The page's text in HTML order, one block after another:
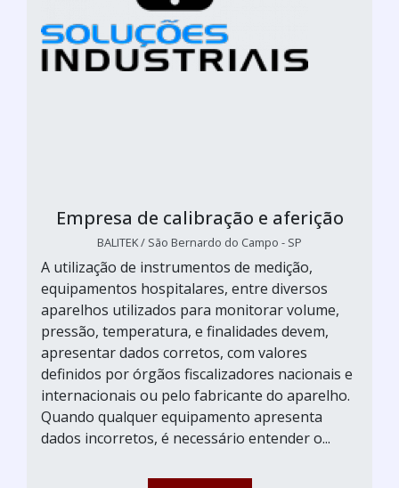
Empresa de calibração e aferição
BALITEK / São Bernardo do Campo - SP
A utilização de instrumentos de medição,
equipamentos hospitalares, entre diversos
aparelhos utilizados para monitorar volume,
pressão, temperatura, e finalidades devem,
apresentar dados corretos, com valores
definidos por órgãos fiscalizadores nacionais e
internacionais ou pelo fabricante do aparelho.
Quando qualquer equipamento apresenta
dados incorretos, é necessário entender o...